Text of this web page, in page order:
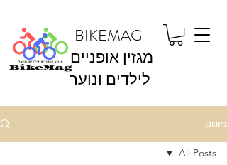
BIKEMAG
מגזין אופניים
לילדים ונוער
פוסט
All Posts